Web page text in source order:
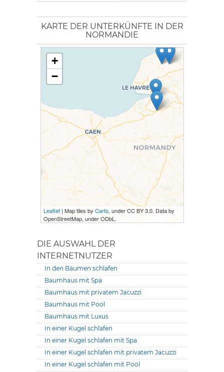
KARTE DER UNTERKÜNFTE IN DER
NORMANDIE
+
−
Leaflet| Map tiles by Carto, under CC BY 3.0. Data by
OpenStreetMap, under ODbL.
DIE AUSWAHL DER
INTERNETNUTZER
In den Bäumen schlafen
Baumhaus mit Spa
Baumhaus mit privatem Jacuzzi
Baumhaus mit Pool
Baumhaus mit Luxus
In einer Kugel schlafen
In einer Kugel schlafen mit Spa
In einer Kugel schlafen mit privatem Jacuzzi
In einer Kugel schlafen mit Pool